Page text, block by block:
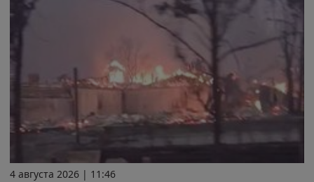
4 августа 2026 | 11:46